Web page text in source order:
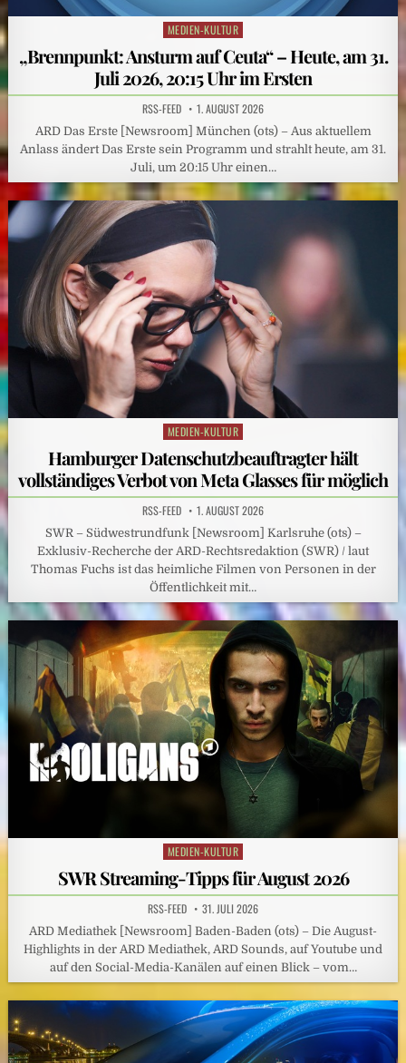
Posted
MEDIEN-KULTUR
„Brennpunkt: Ansturm auf Ceuta“ – Heute, am 31.
Juli 2026, 20:15 Uhr im Ersten
RSS-FEED 1. AUGUST 2026
ARD Das Erste [Newsroom] München (ots) – Aus aktuellem
Anlass ändert Das Erste sein Programm und strahlt heute, am 31.
Juli, um 20:15 Uhr einen…
Posted
MEDIEN-KULTUR
Hamburger Datenschutzbeauftragter hält
vollständiges Verbot von Meta Glasses für möglich
RSS-FEED 1. AUGUST 2026
SWR – Südwestrundfunk [Newsroom] Karlsruhe (ots) –
Exklusiv-Recherche der ARD-Rechtsredaktion (SWR) / laut
Thomas Fuchs ist das heimliche Filmen von Personen in der
Öffentlichkeit mit…
Posted
MEDIEN-KULTUR
SWR Streaming-Tipps für August 2026
RSS-FEED 31. JULI 2026
ARD Mediathek [Newsroom] Baden-Baden (ots) – Die August-
Highlights in der ARD Mediathek, ARD Sounds, auf Youtube und
auf den Social-Media-Kanälen auf einen Blick – vom…